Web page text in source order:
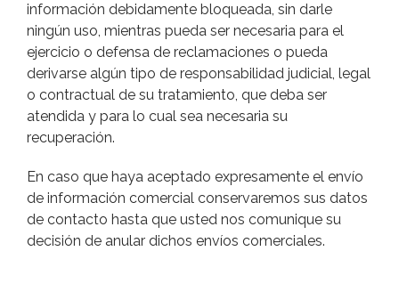
información debidamente bloqueada, sin darle
ningún uso, mientras pueda ser necesaria para el
ejercicio o defensa de reclamaciones o pueda
derivarse algún tipo de responsabilidad judicial, legal
o contractual de su tratamiento, que deba ser
atendida y para lo cual sea necesaria su
recuperación.
En caso que haya aceptado expresamente el envío
de información comercial conservaremos sus datos
de contacto hasta que usted nos comunique su
decisión de anular dichos envíos comerciales.